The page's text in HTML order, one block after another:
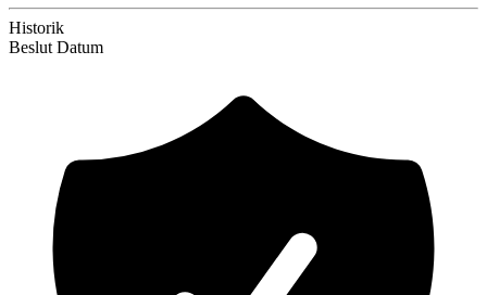
Historik
Beslut Datum